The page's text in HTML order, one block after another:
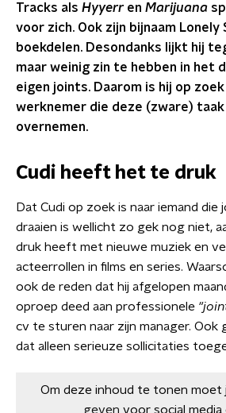
Tracks als Hyyerr en Marijuana
voor zich. Ook zijn bijnaam
boekdelen. Desondanks lijkt hij
maar weinig zin te hebben in het
eigen joints. Daarom is hij op zoek
werknemer die deze (zware) taak
overnemen.
Cudi heeft het te druk
Dat Cudi op zoek is naar iemand die
draaien is wellicht zo gek nog niet,
druk heeft met nieuwe muziek en
acteerrollen in films en series.
ook de reden dat hij afgelopen
oproep deed aan professionele
cv te sturen naar zijn manager. Ook
dat alleen serieuze sollicitaties
Om deze inhoud te tonen moet
geven voor social media